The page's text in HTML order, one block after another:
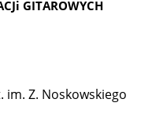
GITAROWYCH
im. Z. Noskowskiego